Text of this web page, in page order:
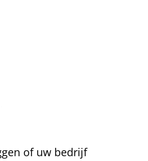
of uw bedrijf